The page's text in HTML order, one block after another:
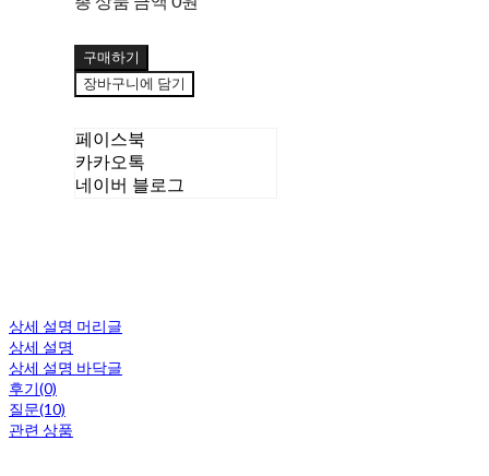
구매하기
장바구니에 담기
페이스북
카카오톡
네이버 블로그
상세 설명 머리글
상세 설명
상세 설명 바닥글
후기(0)
질문(10)
관련 상품